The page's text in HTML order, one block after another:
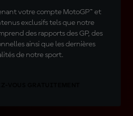
votre compte MotoGP™ et
exclusifs tels que notre
des rapports des GP, des
ainsi que les dernières
de notre sport.